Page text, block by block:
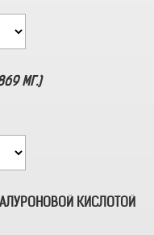
МГ.)
КИСЛОТОЙ